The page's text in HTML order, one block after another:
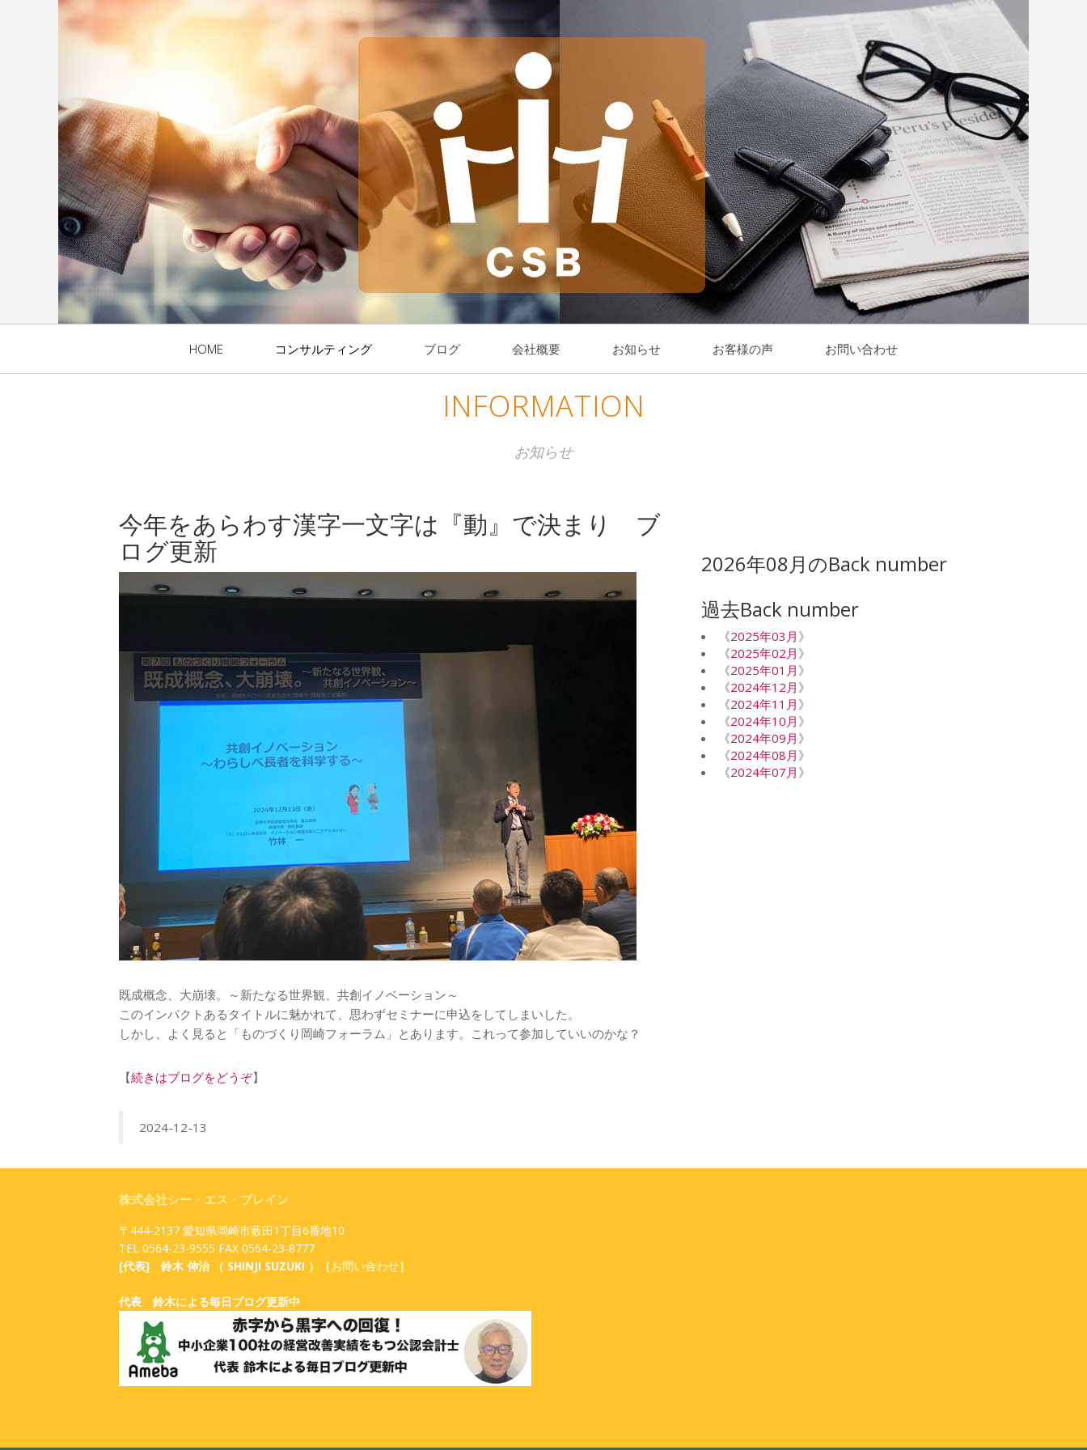
HOME コンサルティング ブログ 会社概要 お知らせ お客様の声 お問い合わせ
INFORMATION
お知らせ
今年をあらわす漢字一文字は『動』で決まり ブ
ログ更新
既成概念、大崩壊。～新たなる世界観、共創イノベーション～
このインパクトあるタイトルに魅かれて、思わずセミナーに申込をしてしまいした。
しかし、よく見ると「ものづくり岡崎フォーラム」とあります。これって参加していいのかな？
【続きはブログをどうぞ】
2024-12-13
2026年08月のBack number
過去Back number
《2025年03月 》
《2025年02月 》
《2025年01月 》
《2024年12月 》
《2024年11月 》
《2024年10月 》
《2024年09月 》
《2024年08月 》
《2024年07月 》
株式会社シー・エス・ブレイン
〒444-2137 愛知県岡崎市薮田1丁目6番地10
TEL 0564-23-9555 FAX 0564-23-8777
[代表] 鈴木 伸治 （ SHINJI SUZUKI ）［お問い合わせ］
代表 鈴木による毎日ブログ更新中